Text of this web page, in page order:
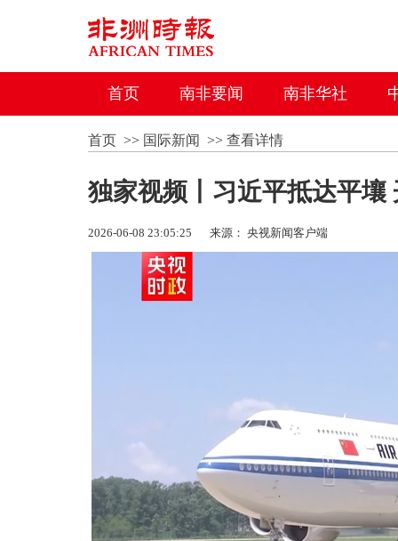
首页 南非要闻 南非华社
首页>> 国际新闻 >> 查看详情
独家视频丨习近平抵达平壤
2026-06-08 23:05:25 来源： 央视新闻客户端